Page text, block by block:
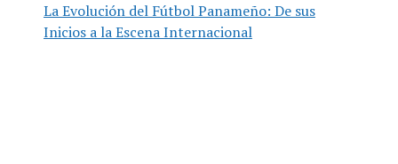
La Evolución del Fútbol Panameño: De sus
Inicios a la Escena Internacional